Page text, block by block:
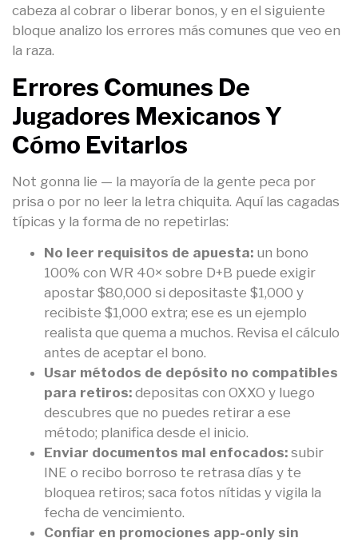
cabeza al cobrar o liberar bonos, y en el siguiente
bloque analizo los errores más comunes que veo en
la raza.
Errores Comunes De
Jugadores Mexicanos Y
Cómo Evitarlos
Not gonna lie — la mayoría de la gente peca por
prisa o por no leer la letra chiquita. Aquí las cagadas
típicas y la forma de no repetirlas:
No leer requisitos de apuesta: un bono
100% con WR 40× sobre D+B puede exigir
apostar $80,000 si depositaste $1,000 y
recibiste $1,000 extra; ese es un ejemplo
realista que quema a muchos. Revisa el cálculo
antes de aceptar el bono.
Usar métodos de depósito no compatibles
para retiros: depositas con OXXO y luego
descubres que no puedes retirar a ese
método; planifica desde el inicio.
Enviar documentos mal enfocados: subir
INE o recibo borroso te retrasa días y te
bloquea retiros; saca fotos nítidas y vigila la
fecha de vencimiento.
Confiar en promociones app-only sin